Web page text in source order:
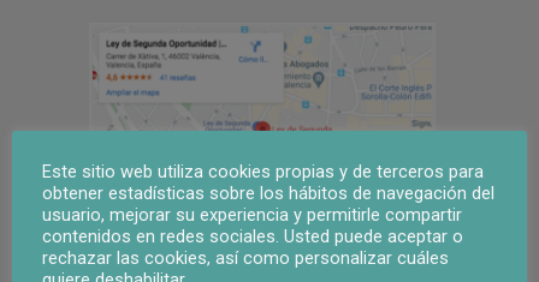
Este sitio web utiliza cookies propias y de terceros para
obtener estadísticas sobre los hábitos de navegación del
usuario, mejorar su experiencia y permitirle compartir
contenidos en redes sociales. Usted puede aceptar o
rechazar las cookies, así como personalizar cuáles